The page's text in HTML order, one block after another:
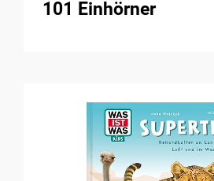
101 Einhörner